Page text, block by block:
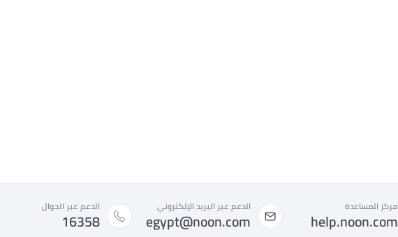
مركز المساعدة
help.noon.com
الدعم عبر البريد الإلكتروني
egypt@noon.com
الدعم عبر الجوال
16358